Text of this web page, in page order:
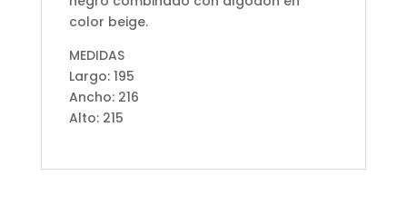
color beige.
MEDIDAS
Largo: 195
Ancho: 216
Alto: 215